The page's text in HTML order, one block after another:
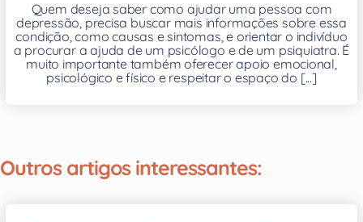
Quem deseja saber como ajudar uma pessoa com
depressão, precisa buscar mais informações sobre essa
condição, como causas e sintomas, e orientar o indivíduo
a procurar a ajuda de um psicólogo e de um psiquiatra. É
muito importante também oferecer apoio emocional,
psicológico e físico e respeitar o espaço do [...]
Outros artigos interessantes: